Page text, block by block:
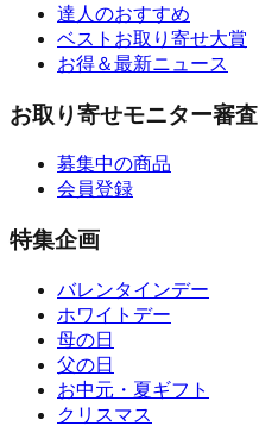
達人のおすすめ
ベストお取り寄せ大賞
お得＆最新ニュース
お取り寄せモニター審査
募集中の商品
会員登録
特集企画
バレンタインデー
ホワイトデー
母の日
父の日
お中元・夏ギフト
クリスマス